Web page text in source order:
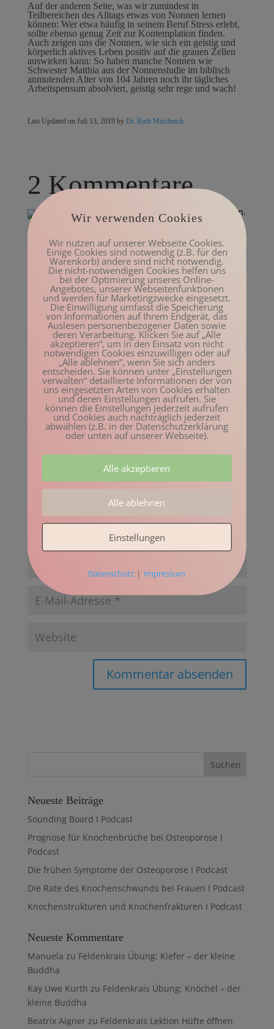
Auf der anderen Seite, was wir zumindest in
Teilbereichen des Alltags etwas von Nonnen lernen
können: Wer etwa häufig in seinem Beruf Stress erlebt,
sollte ebenso genug Zeit zur Kontemplation finden.
Auch zeigen uns die Nonnen, wie sich ein geistig und
körperlich aktives Leben positiv auf die grauen Zellen
auswirken kann: So haben manche Nonnen wie
Schwester Matthia aus der Nonnenstudie im biblisch
anmutenden Alter von 104 Jahren noch ihr tägliches
Arbeitspensum absolviert, geistig sehr rege und wach!
Last Updated on Juli 13, 2019 by Dr. Ruth Mischnick
2 Kommentare
Manuel Scheu am Juli 21, 2019 um 8:39 a.m.
Antworten
Hannelore am April 5, 2021 um 7:57 p.m.
Ja, es geht um sinnvolle Struktur, Leben in einer Gemeischaft
und Sinn!
Antworten
Kommentar absenden
Deine E-Mail-Adresse wird nicht veröffentlicht. Erforderliche Felder sind
markiert
Neueste Beiträge
Sounding Board I Podcast
Prognose für Knochenbrüche bei Osteoporose I
Podcast
Die frühen Symptome der Osteoporose I Podcast
Die Rate des Knochenschwunds bei Frauen I Podcast
Knochenstrukturen und Knochenfrakturen I Podcast
Neueste Kommentare
Manuela zu Feldenkrais Übung: Kiefer – der kleine
Buddha
Kay Uwe Kurth zu Feldenkrais Übung: Knöchel – der
kleine Buddha
Beatrix Aignerzu Feldenkrais Lektion Hüfte öffnen
Wir verwenden Cookies
Wir nutzen auf unserer Webseite Cookies.
Einige Cookies sind notwendig (z.B. für den
Warenkorb) andere sind nicht notwendig.
Die nicht-notwendigen Cookies helfen uns
bei der Optimierung unseres Online-
Angebotes, unserer Webseitenfunktionen
und werden für Marketingzwecke eingesetzt.
Die Einwilligung umfasst die Speicherung
von Informationen auf Ihrem Endgerät, das
Auslesen personenbezogener Daten sowie
deren Verarbeitung. Klicken Sie auf „Alle
akzeptieren“, um in den Einsatz von nicht
notwendigen Cookies einzuwilligen oder auf
„Alle ablehnen“, wenn Sie sich anders
entscheiden. Sie können unter „Einstellungen
verwalten“ detaillierte Informationen der von
uns eingesetzten Arten von Cookies erhalten
und deren Einstellungen aufrufen. Sie
können die Einstellungen jederzeit aufrufen
und Cookies auch nachträglich jederzeit
abwählen (z.B. in der Datenschutzerklärung
oder unten auf unserer Webseite).
Alle akzeptieren
Alle ablehnen
Einstellungen
Datenschutz | Impressum